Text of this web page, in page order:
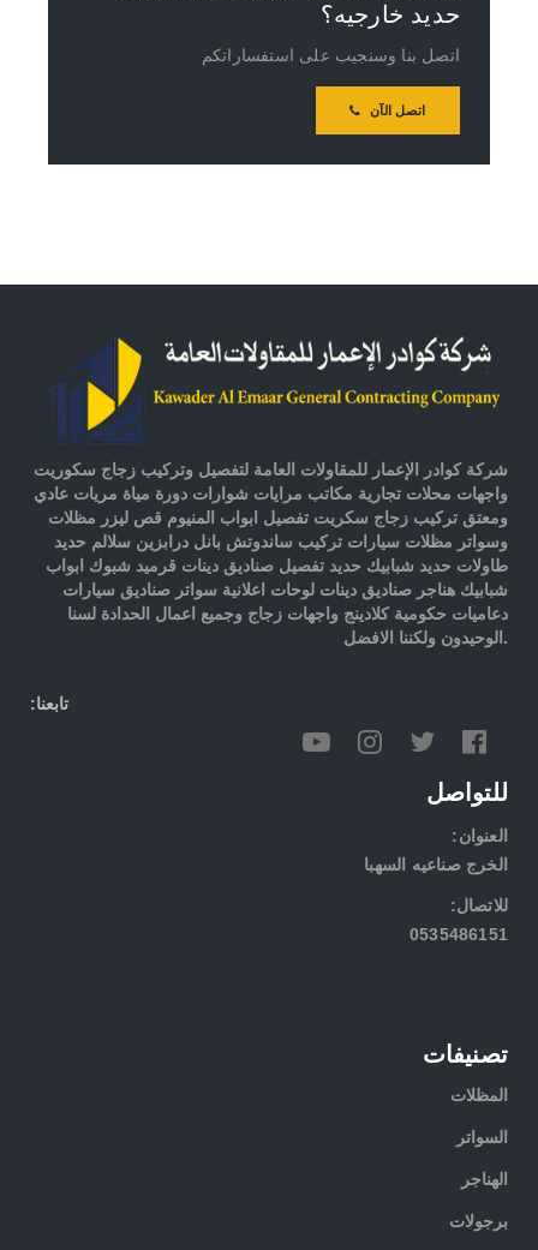
حديد خارجيه؟
اتصل بنا وسنجيب على استفساراتكم
اتصل الآن
شركة كوادر الإعمار للمقاولات العامة لتفصيل وتركيب زجاج سكوريت
واجهات محلات تجارية مكاتب مرايات شوارات دورة مياة مريات عادي
ومعتق تركيب زجاج سكريت تفصيل ابواب المنيوم قص ليزر مظلات
وسواتر مظلات سيارات تركيب ساندوتش بانل درابزين سلالم حديد
طاولات حديد شبابيك حديد تفصيل صناديق دينات قرميد شبوك ابواب
شبابيك هناجر صناديق دينات لوحات اعلانية سواتر صناديق سيارات
دعاميات حكومية كلادينج واجهات زجاج وجميع اعمال الحدادة لسنا
الوحيدون ولكننا الافضل.
:تابعنا
للتواصل
:العنوان
الخرج صناعيه السهبا
:للاتصال
0535486151
تصنيفات
المظلات
السواتر
الهناجر
برجولات